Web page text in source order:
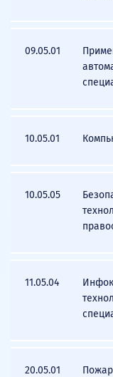
09.05.01
10.05.01
10.05.05
11.05.04
20.05.01